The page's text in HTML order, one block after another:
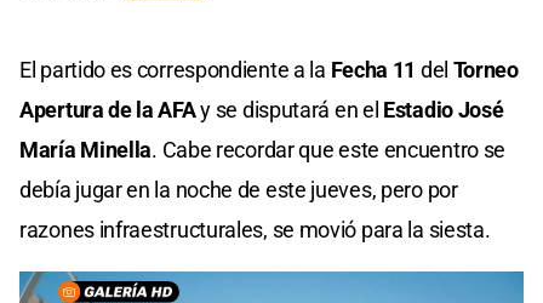
El partido es correspondiente a la Fecha 11 del Torneo
Apertura de la AFAy se disputará en el Estadio José
María Minella. Cabe recordar que este encuentro se
debía jugar en la noche de este jueves, pero por
razones infraestructurales, se movió para la siesta.